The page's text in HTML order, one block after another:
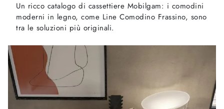
Un ricco catalogo di cassettiere Mobilgam: i comodini
moderni in legno, come Line Comodino Frassino, sono
tra le soluzioni più originali.